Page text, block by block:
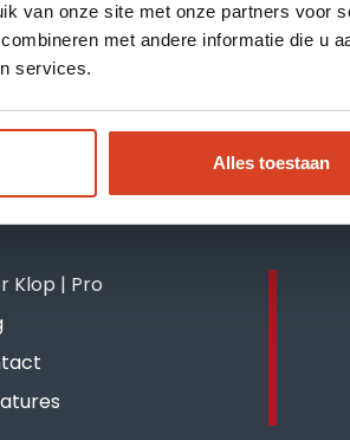
van onze site met onze partners voor
met andere informatie die u
services.
Alles toestaan
Klop | Pro